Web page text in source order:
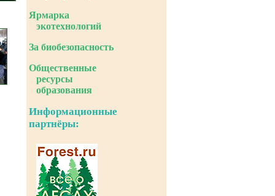
Ярмарка
экотехнологий
За биобезопасность
Общественные
ресурсы
образования
Информационные
партнёры: